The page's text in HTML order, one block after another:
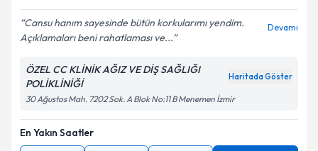
Cansu hanım sayesinde bütün korkularımı yendim.
Açıklamaları beni rahatlaması ve...
Devamı
ÖZEL CC KLİNİK AĞIZ VE DİŞ SAĞLIĞI
POLİKLİNİĞİ
Haritada Göster
30 Ağustos Mah. 7202 Sok. A Blok No:11 B Menemen İzmir
En Yakın Saatler